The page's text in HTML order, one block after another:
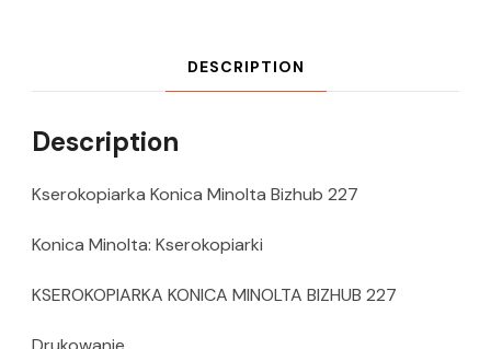
DESCRIPTION
Description
Kserokopiarka Konica Minolta Bizhub 227
Konica Minolta: Kserokopiarki
KSEROKOPIARKA KONICA MINOLTA BIZHUB 227